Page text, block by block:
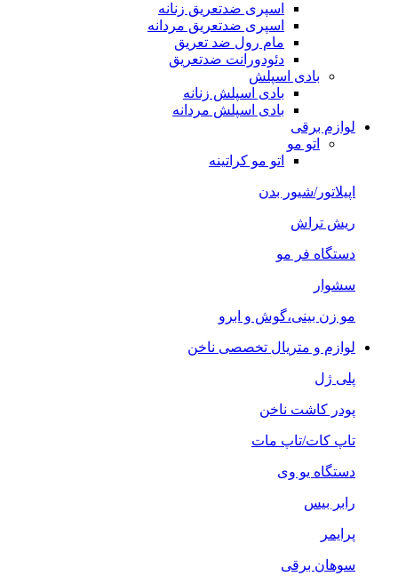
اسپری ضدتعریق زنانه
اسپری ضدتعریق مردانه
مام رول ضد تعریق
دئودورانت ضدتعریق
بادی اسپلش
بادی اسپلش زنانه
بادی اسپلش مردانه
لوازم برقی
اتو مو
اتو مو کراتینه
اپیلاتور/شیور بدن
ریش تراش
دستگاه فر مو
سشوار
مو زن بینی،گوش و ابرو
لوازم و متریال تخصصی ناخن
پلی ژل
پودر کاشت ناخن
تاپ کات/تاپ مات
دستگاه یو وی
رابر بیس
پرایمر
سوهان برقی